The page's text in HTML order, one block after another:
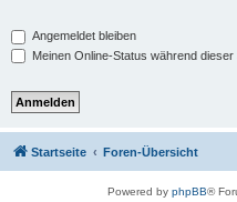
Angemeldet bleiben
Meinen Online-Status während
Startseite Foren-Übersicht
Powered by phpBB®